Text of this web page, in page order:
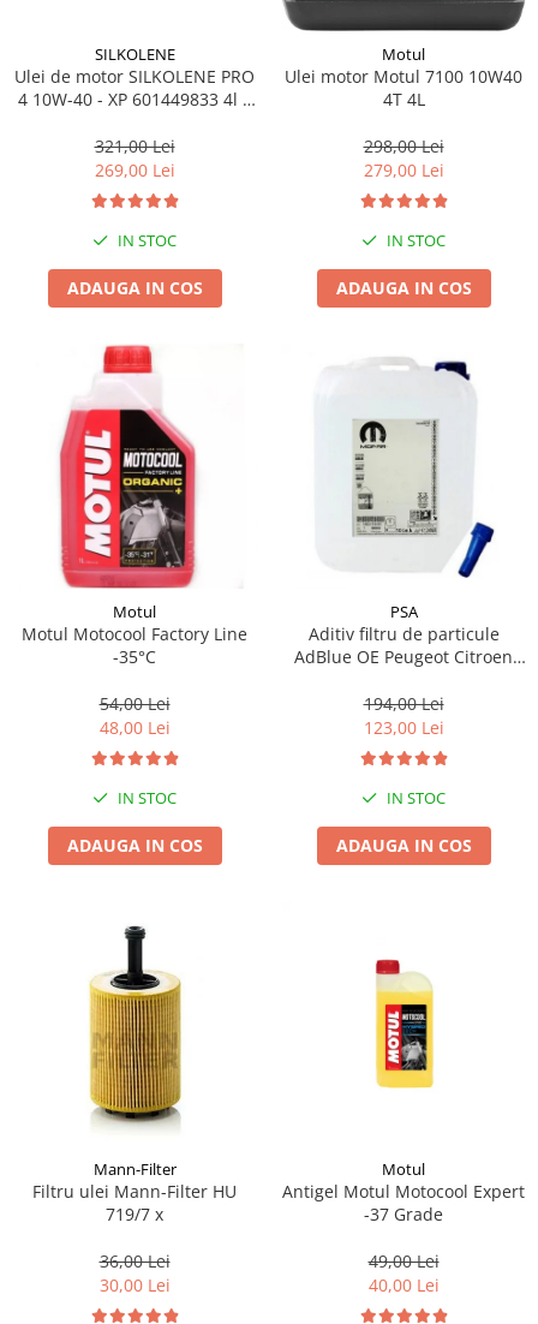
SILKOLENE
Ulei de motor SILKOLENE PRO
4 10W-40 - XP 601449833 4l +
321,00 Lei
269,00 Lei
IN STOC
ADAUGA IN COS
Motul
Ulei motor Motul 7100 10W40
4T 4L
298,00 Lei
279,00 Lei
IN STOC
ADAUGA IN COS
Motul
Motul Motocool Factory Line
-35°C
54,00 Lei
48,00 Lei
IN STOC
ADAUGA IN COS
PSA
Aditiv filtru de particule
AdBlue OE Peugeot Citroen
194,00 Lei
123,00 Lei
IN STOC
ADAUGA IN COS
Mann-Filter
Filtru ulei Mann-Filter HU
719/7 x
36,00 Lei
30,00 Lei
Motul
Antigel Motul Motocool Expert
-37 Grade
49,00 Lei
40,00 Lei